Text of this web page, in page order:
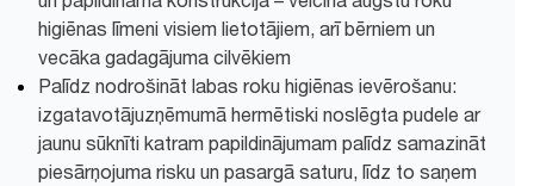
higiēnas līmeni visiem lietotājiem, arī bērniem un
vecāka gadagājuma cilvēkiem
Palīdz nodrošināt labas roku higiēnas ievērošanu:
izgatavotājuzņēmumā hermētiski noslēgta pudele ar
jaunu sūknīti katram papildinājumam palīdz samazināt
piesārņojuma risku un pasargā saturu, līdz to saņem